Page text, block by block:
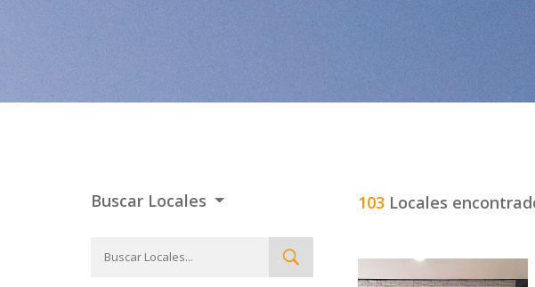
Buscar Locales 103 Locales